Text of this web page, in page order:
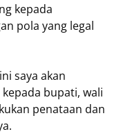
kepada
pola yang legal
saya akan
bupati, wali
penataan dan